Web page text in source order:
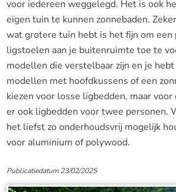
voor iedereen weggelegd. Het is ook
eigen tuin te kunnen zonnebaden.
wat grotere tuin hebt is het fijn om een
ligstoelen aan je buitenruimte toe te
modellen die verstelbaar zijn en je
modellen met hoofdkussens of een
kiezen voor losse ligbedden, maar
er ook ligbedden voor twee personen.
het liefst zo onderhoudsvrij mogelijk
voor aluminium of polywood.
Publicatiedatum 23/02/2025